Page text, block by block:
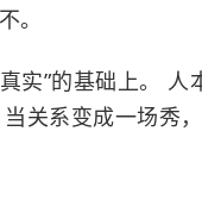
。
实”的基础上。
关系变成一场秀